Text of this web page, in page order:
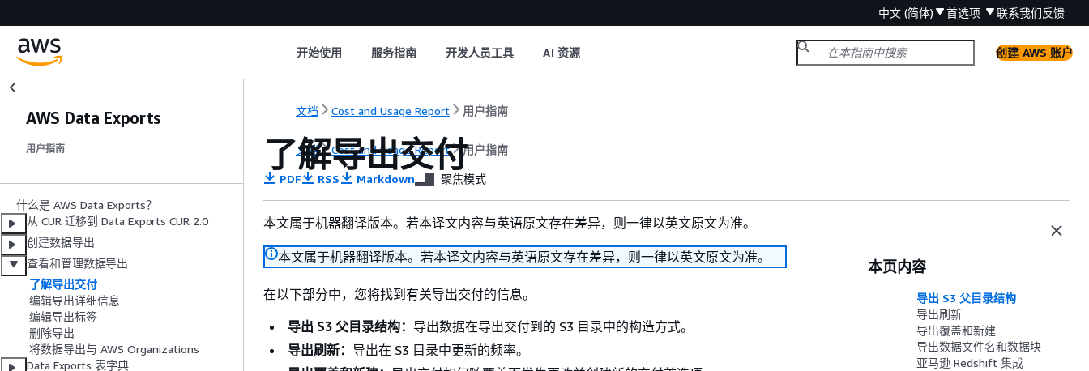
中文 (简体) 首选项 联系我们反馈
开始使用 服务指南 开发人员工具 AI 资源 创建 AWS 账户
AWS Data Exports
用户指南
什么是 AWS Data Exports？
从 CUR 迁移到 Data Exports CUR 2.0
创建数据导出
查看和管理数据导出
了解导出交付
编辑导出详细信息
编辑导出标签
删除导出
将数据导出与 AWS Organizations
Data Exports 表字典
文档 Cost and Usage Report 用户指南
文档 Cost and Usage Report 用户指南
了解导出交付
PDF RSS Markdown 聚焦模式
本文属于机器翻译版本。若本译文内容与英语原文存在差异，则一律以英文原文为准。
本文属于机器翻译版本。若本译文内容与英语原文存在差异，则一律以英文原文为准。
在以下部分中，您将找到有关导出交付的信息。
导出 S3 父目录结构： 导出数据在导出交付到的 S3 目录中的构造方式。
导出刷新： 导出在 S3 目录中更新的频率。
本页内容
导出 S3 父目录结构
导出刷新
导出覆盖和新建
导出数据文件名和数据块
亚马逊 Redshift 集成